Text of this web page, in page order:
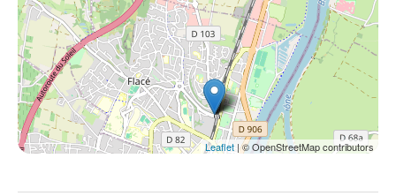
Leaflet | © OpenStreetMap contributors